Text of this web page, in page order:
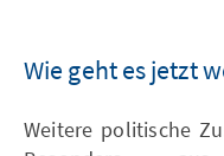
Wie geht es jetzt
Weitere politische